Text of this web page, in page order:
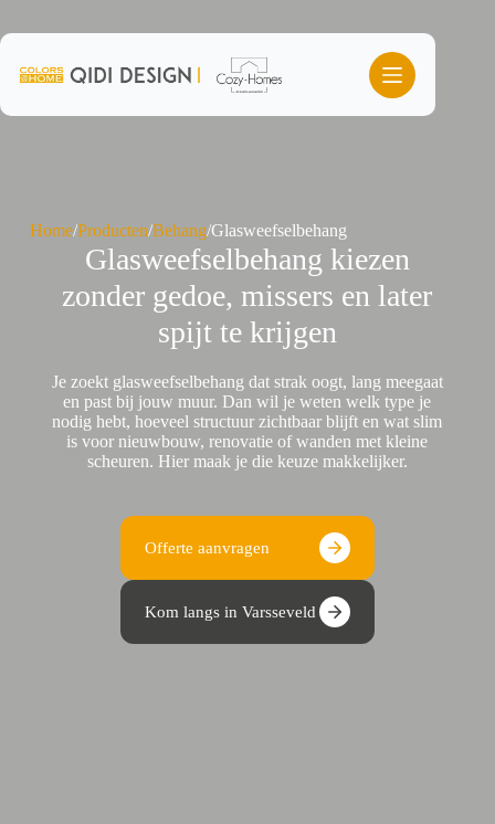
de
inhoud
Home/Producten/Behang/Glasweefselbehang
Glasweefselbehang kiezen
zonder gedoe, missers en later
spijt te krijgen
Je zoekt glasweefselbehang dat strak oogt, lang meegaat
en past bij jouw muur. Dan wil je weten welk type je
nodig hebt, hoeveel structuur zichtbaar blijft en wat slim
is voor nieuwbouw, renovatie of wanden met kleine
scheuren. Hier maak je die keuze makkelijker.
Offerte aanvragen
Kom langs in Varsseveld